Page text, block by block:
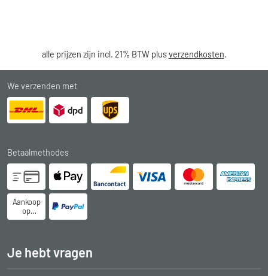
alle prijzen zijn incl. 21% BTW plusverzendkosten.
We verzenden met
Betaalmethodes
Aankoop
op
rekening
Je hebt vragen